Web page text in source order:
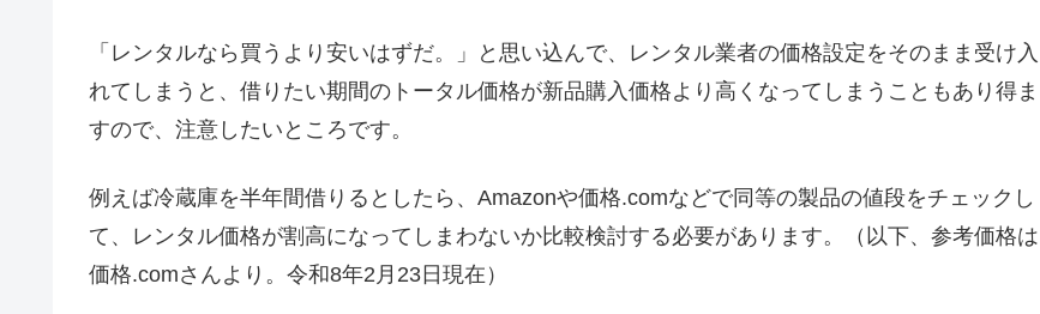
「レンタルなら買うより安いはずだ。」と思い込んで、レンタル業者の価格設定をそのまま受け入
れてしまうと、借りたい期間のトータル価格が新品購入価格より高くなってしまうこともあり得ま
すので、注意したいところです。
例えば冷蔵庫を半年間借りるとしたら、Amazonや価格.comなどで同等の製品の値段をチェックし
て、レンタル価格が割高になってしまわないか比較検討する必要があります。（以下、参考価格は
価格.comさんより。令和8年2月23日現在）